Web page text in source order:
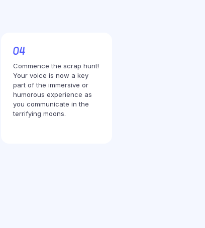
Commence the scrap hunt!
Your voice is now a key
part of the immersive or
humorous experience as
you communicate in the
terrifying moons.